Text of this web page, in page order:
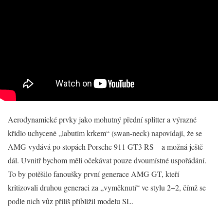
Aerodynamické prvky jako mohutný přední splitter a výrazné
křídlo uchycené „labutím krkem“ (swan-neck) napovídají, že se
AMG vydává po stopách Porsche 911 GT3 RS – a možná ještě
dál. Uvnitř bychom měli očekávat pouze dvoumístné uspořádání.
To by potěšilo fanoušky první generace AMG GT, kteří
kritizovali druhou generaci za „vyměknutí“ ve stylu 2+2, čímž se
podle nich vůz příliš přiblížil modelu SL.